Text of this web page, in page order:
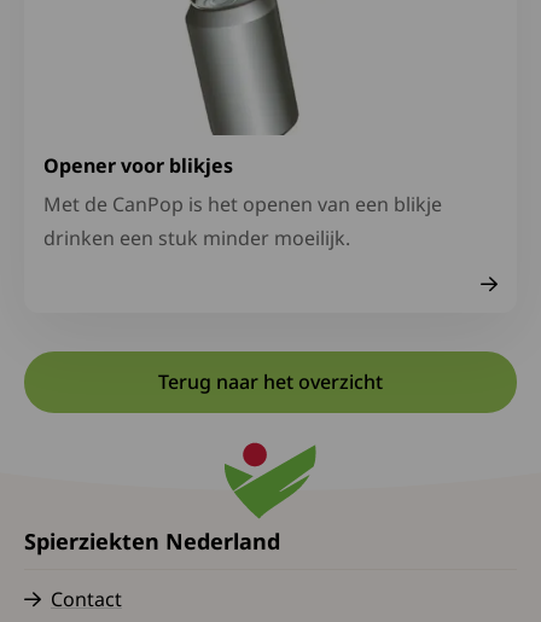
Opener voor blikjes
Met de CanPop is het openen van een blikje
drinken een stuk minder moeilijk.
Terug naar het overzicht
Spierziekten Nederland
Contact